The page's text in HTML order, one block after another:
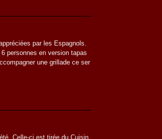
par les Espagnols.
personnes en version tapas
une grillade ce ser
Celle-ci est tirée du Cuisin